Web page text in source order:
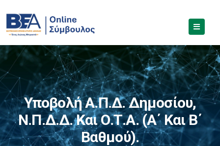
Υποβολή Α.Π.Δ. Δημοσίου,
Ν.Π.Δ.Δ. Και Ο.Τ.Α. (α΄ Και Β΄
Βαθμού).